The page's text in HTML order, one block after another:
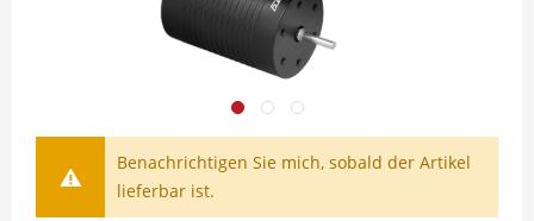
Benachrichtigen Sie mich, sobald der Artikel
lieferbar ist.